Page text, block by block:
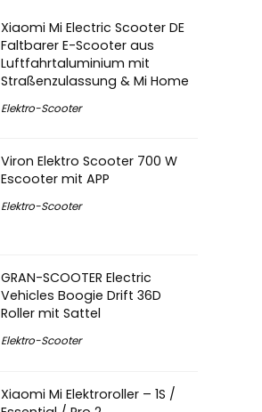
Xiaomi Mi Electric Scooter DE
Faltbarer E-Scooter aus
Luftfahrtaluminium mit
Straßenzulassung & Mi Home
Elektro-Scooter
Viron Elektro Scooter 700 W
Escooter mit APP
Elektro-Scooter
GRAN-SCOOTER Electric
Vehicles Boogie Drift 36D
Roller mit Sattel
Elektro-Scooter
Xiaomi Mi Elektroroller – 1S /